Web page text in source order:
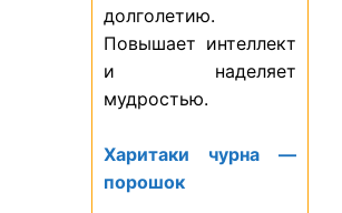
долголетию.
Повышает интеллект
и наделяет
мудростью.
Харитаки чурна —
порошок